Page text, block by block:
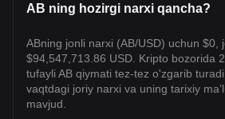
AB ning hozirgi narxi qancha?
ABning jonli narxi (AB/USD) uchun $0,
$94,547,713.86 USD. Kripto bozorida
tufayli AB qiymati tez-tez o'zgarib
vaqtdagi joriy narxi va uning tarixiy
mavjud.